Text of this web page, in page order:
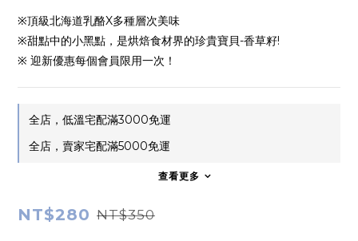
※頂級北海道乳酪X多種層次美味
※甜點中的小黑點，是烘焙食材界的珍貴寶貝-香草籽!
※ 迎新優惠每個會員限用一次！
全店，低溫宅配滿3000免運
全店，賣家宅配滿5000免運
查看更多
NT$280 NT$350